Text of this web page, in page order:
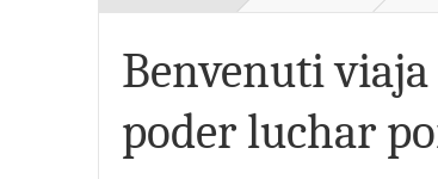
Benvenuti
poder luchar